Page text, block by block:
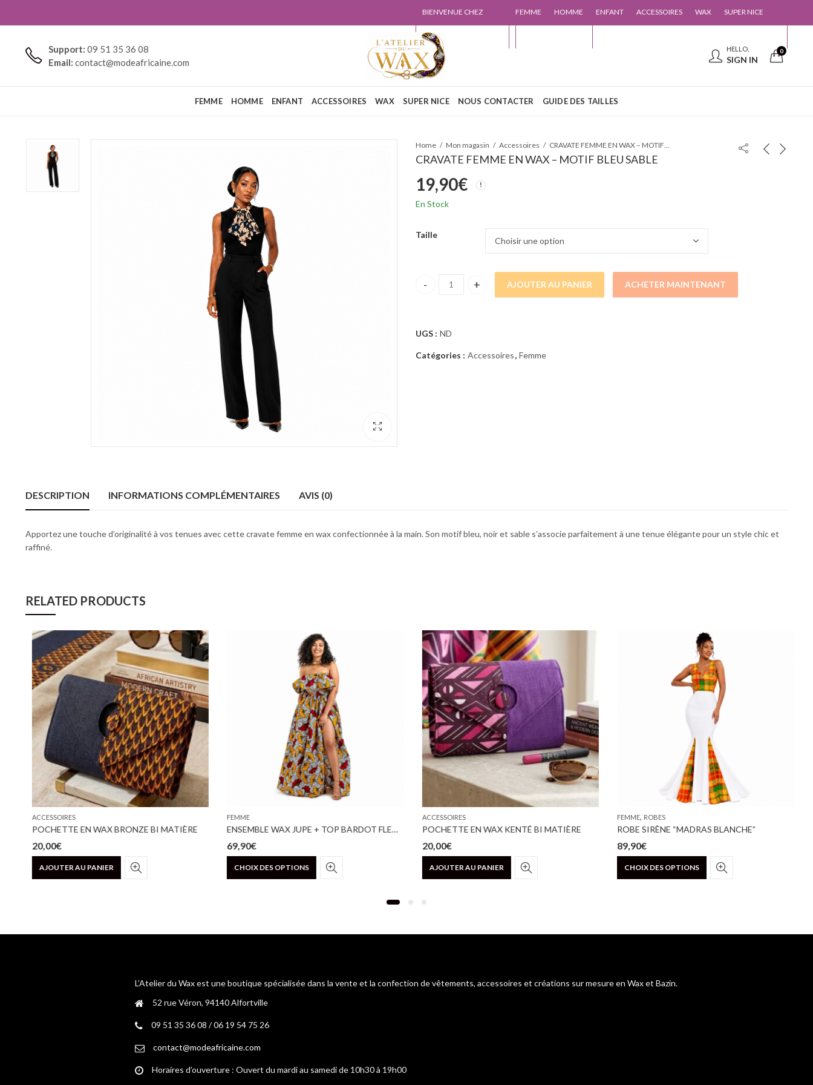
BIENVENUE CHEZ
L'ATELIER DU WAX
FEMME HOMME ENFANT ACCESSOIRES WAX SUPER NICE
Support: 09 51 35 36 08
Email: contact@modeafricaine.com
HELLO,
SIGN IN
0
FEMME HOMME ENFANT ACCESSOIRES WAX SUPER NICE NOUS CONTACTER GUIDE DES TAILLES
Home Mon magasin Accessoires CRAVATE FEMME EN WAX – MOTIF BLEU SABLE
CRAVATE FEMME EN WAX – MOTIF BLEU SABLE
19,90€
En Stock
Taille
CRAVATE FEMME EN WAX – MOTIF BLEU SABLE quantity
AJOUTER AU PANIER ACHETER MAINTENANT
UGS : ND
Catégories : Accessoires, Femme
DESCRIPTION INFORMATIONS COMPLÉMENTAIRES AVIS (0)
Apportez une touche d’originalité à vos tenues avec cette cravate femme en wax confectionnée à la main. Son motif bleu, noir et sable s’associe parfaitement à une tenue élégante pour un style chic et
raffiné.
RELATED PRODUCTS
ACCESSOIRES
POCHETTE EN WAX BRONZE BI MATIÈRE
20,00€
AJOUTER AU PANIER
FEMME
ENSEMBLE WAX JUPE + TOP BARDOT FLEUR DE MARIAGE
69,90€
CHOIX DES OPTIONS
produit
choisies
ACCESSOIRES
POCHETTE EN WAX KENTÉ BI MATIÈRE
20,00€
AJOUTER AU PANIER
FEMME,ROBES
ROBE SIRÈNE “MADRAS BLANCHE”
89,90€
CHOIX DES OPTIONS
produit
L’Atelier du Wax est une boutique spécialisée dans la vente et la confection de vêtements, accessoires et créations sur mesure en Wax et Bazin.
52 rue Véron, 94140 Alfortville
09 51 35 36 08 / 06 19 54 75 26
contact@modeafricaine.com
Horaires d’ouverture : Ouvert du mardi au samedi de 10h30 à 19h00